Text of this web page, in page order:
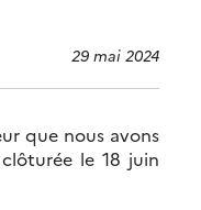
29 mai 2024
que nous avons
le 18 juin